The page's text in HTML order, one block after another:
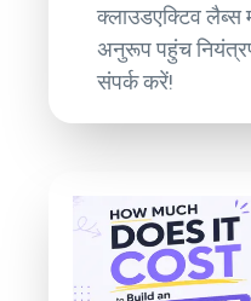
क्लाउडएक्टिव लैब्स
अनुरूप पहुंच
संपर्क करें!